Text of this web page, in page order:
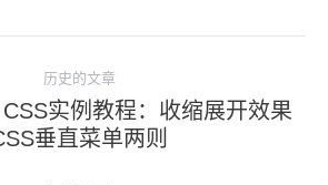
历史的文章
历
史
实例教程：收缩展开效果
垂直菜单两则